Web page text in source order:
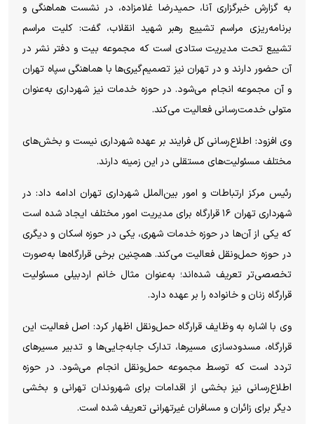
به گزارش خبرگزاری آنا، حمیدرضا غلامزاده، در نشست هماهنگی و
برنامه‌ریزی مراسم تشییع رهبر شهید انقلاب، گفت: کلیت مراسم
تشییع تحت مدیریت ستادی است که مجموعه بیت و دفتر نشر در
آن حضور دارند و در تهران نیز تصمیم‌گیری‌ها با هماهنگی سپاه تهران
و آن مجموعه انجام می‌شود. در حوزه خدمات نیز شهرداری به‌عنوان
متولی خدمت‌رسانی فعالیت می‌کند.
وی افزود: اطلاع‌رسانی کل فرایند بر عهده شهرداری نیست و بخش‌های
مختلف مسئولیت‌های مستقلی در این زمینه دارند.
رئیس مرکز ارتباطات و امور بین‌الملل شهرداری تهران ادامه داد: در
شهرداری تهران ۱۶ قرارگاه برای مدیریت امور مختلف ایجاد شده است
که یکی از آن‌ها در حوزه خدمات شهری، یکی در حوزه اسکان و دیگری
در حوزه حمل‌ونقل فعالیت می‌کند. همچنین برخی قرارگاه‌ها به‌صورت
تخصصی‌تر تعریف شده‌اند؛ به‌عنوان مثال خانم اردبیلی مسئولیت
قرارگاه زنان و خانواده را بر عهده دارد.
وی با اشاره به وظایف قرارگاه حمل‌ونقل اظهار کرد: اصل فعالیت این
قرارگاه، مسدودسازی مسیرها، تدارک جابه‌جایی‌ها و تدبیر مسیرهای
تردد است که توسط مجموعه حمل‌ونقل انجام می‌شود. در حوزه
اطلاع‌رسانی نیز بخشی از اقدامات برای شهروندان تهرانی و بخشی
دیگر برای زائران و مسافران غیرتهرانی تعریف شده است.